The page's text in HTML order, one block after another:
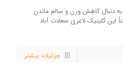
به دنبال کاهش وزن و سالم ماندن
کلینیک لاغری سعادت آباد
جزئیات بیشتر